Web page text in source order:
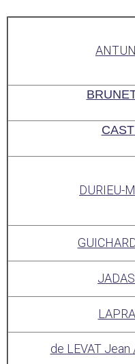
DURIEU-
de LEVAT Jean